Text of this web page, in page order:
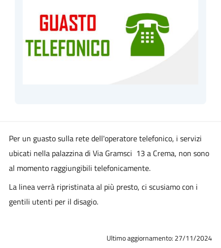
Per un guasto sulla rete dell'operatore telefonico, i servizi
ubicati nella palazzina di Via Gramsci 13 a Crema, non sono
al momento raggiungibili telefonicamente.
La linea verrà ripristinata al più presto, ci scusiamo con i
gentili utenti per il disagio.
Ultimo aggiornamento: 27/11/2024